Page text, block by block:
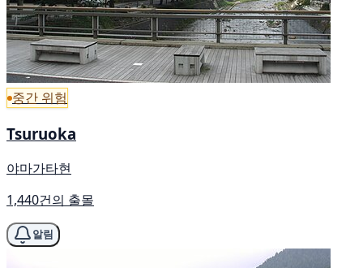
중간 위험
Tsuruoka
야마가타현
1,440건의 출몰
알림